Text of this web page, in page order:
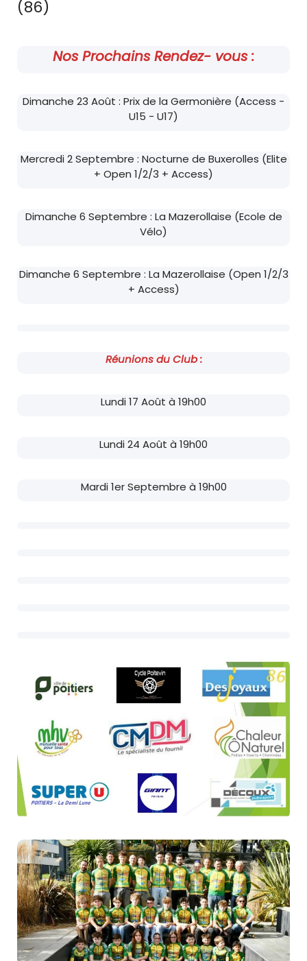
(86)
Nos Prochains Rendez- vous :
Dimanche 23 Août : Prix de la Germonière (Access -
U15 - U17)
Mercredi 2 Septembre : Nocturne de Buxerolles (Elite
+ Open 1/2/3 + Access)
Dimanche 6 Septembre : La Mazerollaise (Ecole de
Vélo)
Dimanche 6 Septembre : La Mazerollaise (Open 1/2/3
+ Access)
Réunions du Club :
Lundi 17 Août à 19h00
Lundi 24 Août à 19h00
Mardi 1er Septembre à 19h00